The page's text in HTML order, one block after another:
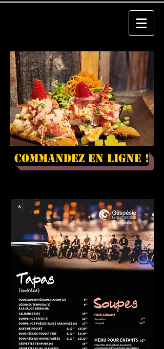
Commandez en ligne !